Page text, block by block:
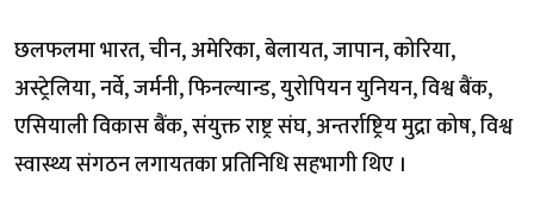
छलफलमा भारत, चीन, अमेरिका, बेलायत, जापान, कोरिया,
अस्ट्रेलिया, नर्वे, जर्मनी, फिनल्यान्ड, युरोपियन युनियन, विश्व बैंक,
एसियाली विकास बैंक, संयुक्त राष्ट्र संघ, अन्तर्राष्ट्रिय मुद्रा कोष, विश्व
स्वास्थ्य संगठन लगायतका प्रतिनिधि सहभागी थिए ।